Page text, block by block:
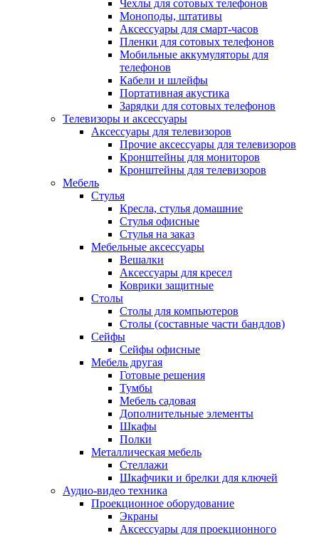
Чехлы для сотовых телефонов
Моноподы, штативы
Аксессуары для смарт-часов
Пленки для сотовых телефонов
Мобильные аккумуляторы для
телефонов
Кабели и шлейфы
Портативная акустика
Зарядки для сотовых телефонов
Телевизоры и аксессуары
Аксессуары для телевизоров
Прочие аксессуары для телевизоров
Кронштейны для мониторов
Кронштейны для телевизоров
Мебель
Стулья
Кресла, стулья домашние
Стулья офисные
Стулья на заказ
Мебельные аксессуары
Вешалки
Аксессуары для кресел
Коврики защитные
Столы
Столы для компьютеров
Столы (составные части бандлов)
Сейфы
Сейфы офисные
Мебель другая
Готовые решения
Тумбы
Мебель садовая
Дополнительные элементы
Шкафы
Полки
Металлическая мебель
Стеллажи
Шкафчики и брелки для ключей
Аудио-видео техника
Проекционное оборудование
Экраны
Аксессуары для проекционного